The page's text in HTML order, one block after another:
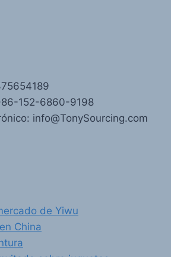
152-6860-9198
info@TonySourcing.com
de Yiwu
China